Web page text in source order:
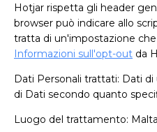
Hotjar rispetta gli header
browser può indicare allo
tratta di un'impostazione
Informazioni sull'opt-out da
Dati Personali trattati: Dati
di Dati secondo quanto
Luogo del trattamento: